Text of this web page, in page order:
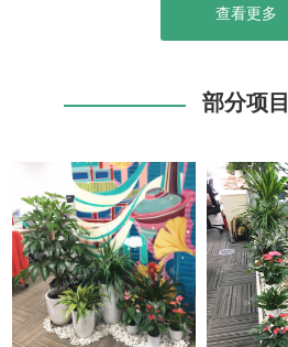
查看更多
部分项目